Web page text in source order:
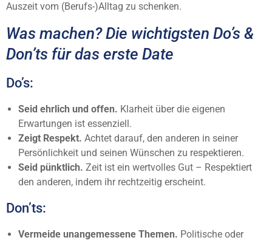
Auszeit vom (Berufs-)Alltag zu schenken.
Was machen? Die wichtigsten Do’s &
Don’ts für das erste Date
Do’s:
Seid ehrlich und offen. Klarheit über die eigenen
Erwartungen ist essenziell.
Zeigt Respekt. Achtet darauf, den anderen in seiner
Persönlichkeit und seinen Wünschen zu respektieren.
Seid pünktlich. Zeit ist ein wertvolles Gut – Respektiert
den anderen, indem ihr rechtzeitig erscheint.
Don’ts:
Vermeide unangemessene Themen. Politische oder